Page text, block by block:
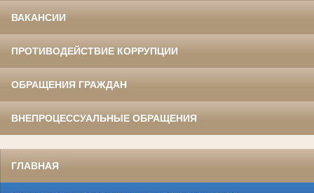
ВАКАНСИИ
ПРОТИВОДЕЙСТВИЕ КОРРУПЦИИ
ОБРАЩЕНИЯ ГРАЖДАН
ВНЕПРОЦЕССУАЛЬНЫЕ ОБРАЩЕНИЯ
ГЛАВНАЯ